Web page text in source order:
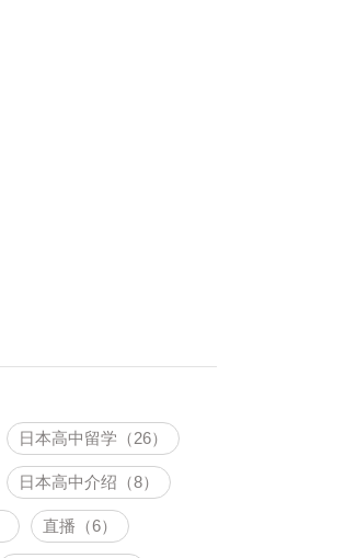
日本高中留学（26）
日本高中介绍（8）
直播（6）